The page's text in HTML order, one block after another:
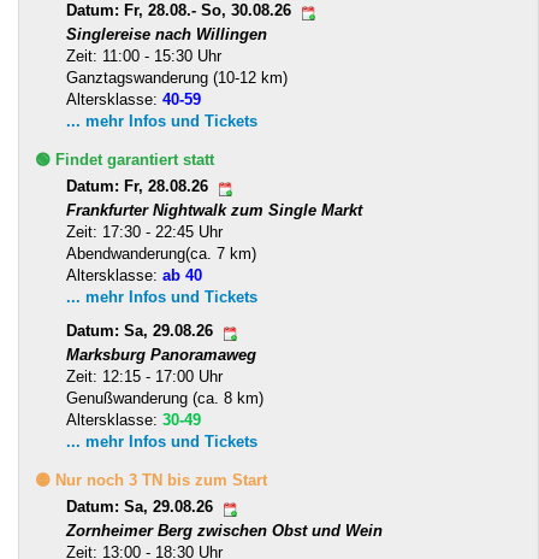
Datum: Fr, 28.08.- So, 30.08.26
Singlereise nach Willingen
Zeit: 11:00 - 15:30 Uhr
Ganztagswanderung (10-12 km)
Altersklasse: 40-59
... mehr Infos und Tickets
🟢 Findet garantiert statt
Datum: Fr, 28.08.26
Frankfurter Nightwalk zum Single Markt
Zeit: 17:30 - 22:45 Uhr
Abendwanderung(ca. 7 km)
Altersklasse: ab 40
... mehr Infos und Tickets
Datum: Sa, 29.08.26
Marksburg Panoramaweg
Zeit: 12:15 - 17:00 Uhr
Genußwanderung (ca. 8 km)
Altersklasse: 30-49
... mehr Infos und Tickets
🟡 Nur noch 3 TN bis zum Start
Datum: Sa, 29.08.26
Zornheimer Berg zwischen Obst und Wein
Zeit: 13:00 - 18:30 Uhr